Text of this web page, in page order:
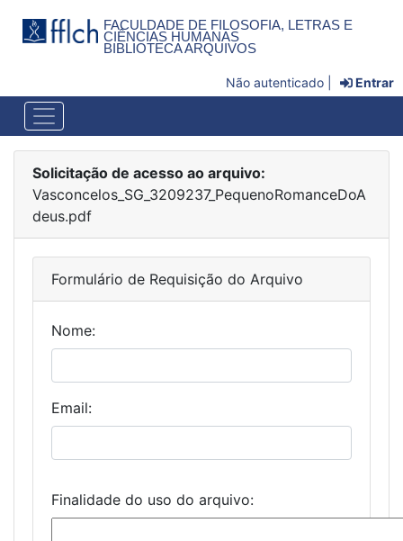
FACULDADE DE FILOSOFIA, LETRAS E
CIÊNCIAS HUMANAS
BIBLIOTECA ARQUIVOS
Não autenticado | Entrar
Solicitação de acesso ao arquivo:
Vasconcelos_SG_3209237_PequenoRomanceDoA
deus.pdf
Formulário de Requisição do Arquivo
Nome:
Email:
Finalidade do uso do arquivo: